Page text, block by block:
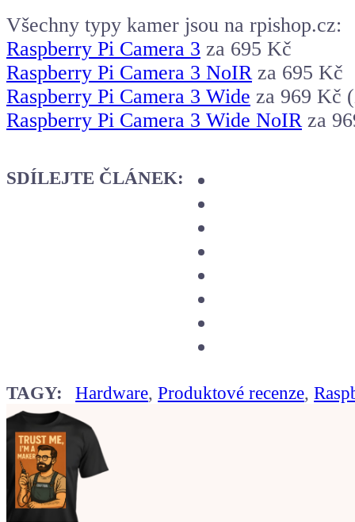
Všechny typy kamer jsou na rpishop.cz:
Raspberry Pi Camera 3 za 695 Kč
Raspberry Pi Camera 3 NoIR za 695 Kč
Raspberry Pi Camera 3 Wide za 969 Kč
Raspberry Pi Camera 3 Wide NoIR za
SDÍLEJTE ČLÁNEK:
TAGY: Hardware,Produktové recenze,